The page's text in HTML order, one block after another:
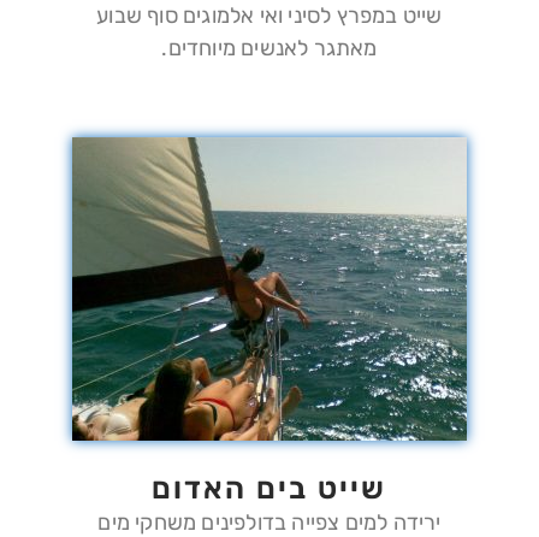
שייט במפרץ לסיני ואי אלמוגים סוף שבוע
מאתגר לאנשים מיוחדים.
שייט בים האדום
ירידה למים צפייה בדולפינים משחקי מים